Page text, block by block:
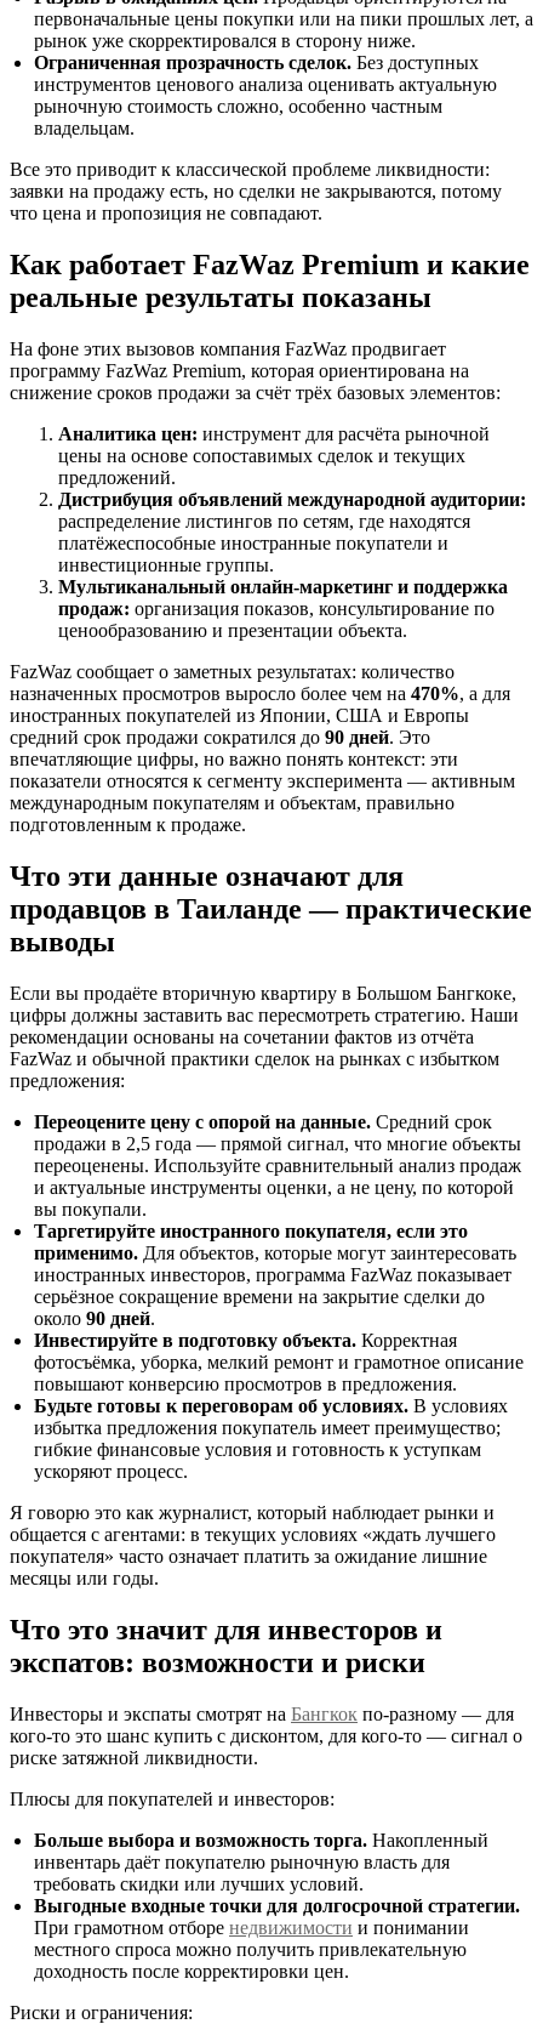
первоначальные цены покупки или на пики прошлых лет, а
рынок уже скорректировался в сторону ниже.
Ограниченная прозрачность сделок. Без доступных
инструментов ценового анализа оценивать актуальную
рыночную стоимость сложно, особенно частным
владельцам.
Все это приводит к классической проблеме ликвидности:
заявки на продажу есть, но сделки не закрываются, потому
что цена и пропозиция не совпадают.
Как работает FazWaz Premium и какие
реальные результаты показаны
На фоне этих вызовов компания FazWaz продвигает
программу FazWaz Premium, которая ориентирована на
снижение сроков продажи за счёт трёх базовых элементов:
Аналитика цен: инструмент для расчёта рыночной
цены на основе сопоставимых сделок и текущих
предложений.
Дистрибуция объявлений международной аудитории:
распределение листингов по сетям, где находятся
платёжеспособные иностранные покупатели и
инвестиционные группы.
Мультиканальный онлайн-маркетинг и поддержка
продаж: организация показов, консультирование по
ценообразованию и презентации объекта.
FazWaz сообщает о заметных результатах: количество
назначенных просмотров выросло более чем на 470%, а для
иностранных покупателей из Японии, США и Европы
средний срок продажи сократился до 90 дней. Это
впечатляющие цифры, но важно понять контекст: эти
показатели относятся к сегменту эксперимента — активным
международным покупателям и объектам, правильно
подготовленным к продаже.
Что эти данные означают для
продавцов в Таиланде — практические
выводы
Если вы продаёте вторичную квартиру в Большом Бангкоке,
цифры должны заставить вас пересмотреть стратегию. Наши
рекомендации основаны на сочетании фактов из отчёта
FazWaz и обычной практики сделок на рынках с избытком
предложения:
Переоцените цену с опорой на данные. Средний срок
продажи в 2,5 года — прямой сигнал, что многие объекты
переоценены. Используйте сравнительный анализ продаж
и актуальные инструменты оценки, а не цену, по которой
вы покупали.
Таргетируйте иностранного покупателя, если это
применимо. Для объектов, которые могут заинтересовать
иностранных инвесторов, программа FazWaz показывает
серьёзное сокращение времени на закрытие сделки до
около 90 дней.
Инвестируйте в подготовку объекта. Корректная
фотосъёмка, уборка, мелкий ремонт и грамотное описание
повышают конверсию просмотров в предложения.
Будьте готовы к переговорам об условиях. В условиях
избытка предложения покупатель имеет преимущество;
гибкие финансовые условия и готовность к уступкам
ускоряют процесс.
Я говорю это как журналист, который наблюдает рынки и
общается с агентами: в текущих условиях «ждать лучшего
покупателя» часто означает платить за ожидание лишние
месяцы или годы.
Что это значит для инвесторов и
экспатов: возможности и риски
Инвесторы и экспаты смотрят на Бангкок по-разному — для
кого-то это шанс купить с дисконтом, для кого-то — сигнал о
риске затяжной ликвидности.
Плюсы для покупателей и инвесторов:
Больше выбора и возможность торга. Накопленный
инвентарь даёт покупателю рыночную власть для
требовать скидки или лучших условий.
Выгодные входные точки для долгосрочной стратегии.
При грамотном отборе недвижимости и понимании
местного спроса можно получить привлекательную
доходность после корректировки цен.
Риски и ограничения: